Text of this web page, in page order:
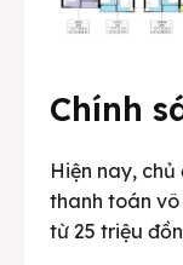
Chính
Hiện nay,
thanh toán
từ 25 triệu